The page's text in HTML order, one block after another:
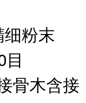
粉末
骨木含接